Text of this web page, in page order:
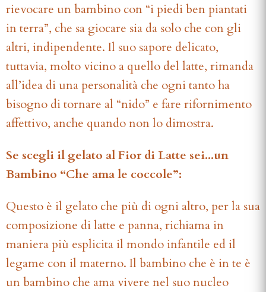
rievocare un bambino con “i piedi ben piantati
in terra”, che sa giocare sia da solo che con gli
altri, indipendente. Il suo sapore delicato,
tuttavia, molto vicino a quello del latte, rimanda
all’idea di una personalità che ogni tanto ha
bisogno di tornare al “nido” e fare rifornimento
affettivo, anche quando non lo dimostra.
Se scegli il gelato al Fior di Latte sei...un
Bambino “Che ama le coccole”:
Questo è il gelato che più di ogni altro, per la sua
composizione di latte e panna, richiama in
maniera più esplicita il mondo infantile ed il
legame con il materno. Il bambino che è in te è
un bambino che ama vivere nel suo nucleo